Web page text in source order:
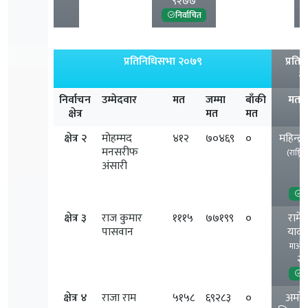
निर्वाचित
प्रतिनिधिसभा २०७९
निर्वाचन
क्षेत्र
उम्मेदवार मत जम्मा
मत
बाँकी
मत
मत
क्षेत्र २ मोहम्मद
मनसरीफ
अंसारी
४१२ ७०४६९ ०
क्षेत्र ३ राज कुमार
पासवान
१११५ ७७१९९ ०
क्षेत्र ४ राजा राम ५१५८ ६९२८३ ०